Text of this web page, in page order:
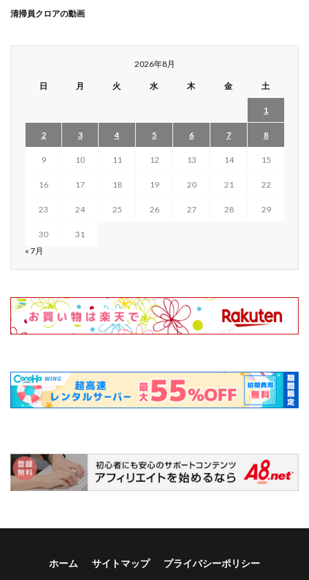
清掃員クロアの動画
2026年8月
日 月 火 水 木 金 土
1
2 3 4 5 6 7 8
9 10 11 12 13 14 15
16 17 18 19 20 21 22
23 24 25 26 27 28 29
30
31
« 7月
ホーム サイトマップ プライバシーポリシー